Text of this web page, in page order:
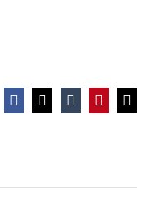
Facebook
X TumblrPinterest
E-